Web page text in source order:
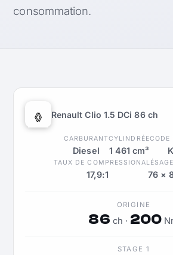
consommation.
Renault Clio 1.5 DCi 86 ch
CARBURANT
Diesel
CYLINDRÉE
1 461 cm³
CODE
TAUX DE COMPRESSION
17,9:1 76 ×
ORIGINE
86 ch · 200
STAGE 1